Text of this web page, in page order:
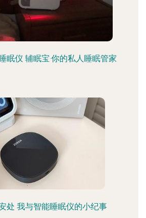
眠仪 辅眠宝·你的私人睡眠管家
处 我与智能睡眠仪的小纪事